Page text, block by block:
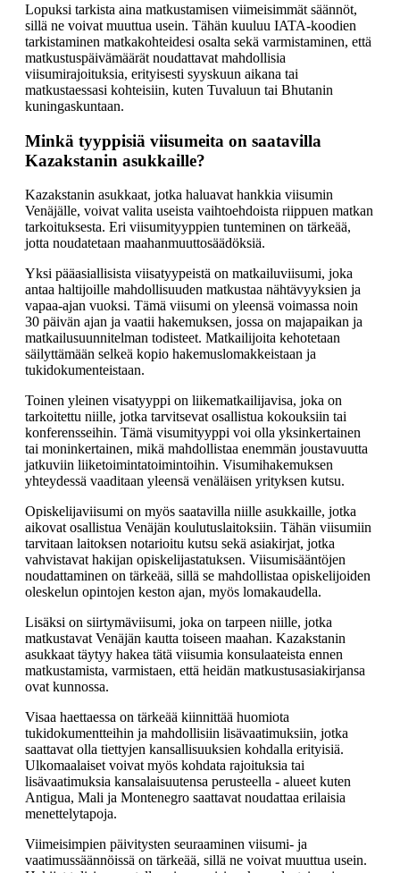
Lopuksi tarkista aina matkustamisen viimeisimmät säännöt,
sillä ne voivat muuttua usein. Tähän kuuluu IATA-koodien
tarkistaminen matkakohteidesi osalta sekä varmistaminen, että
matkustuspäivämäärät noudattavat mahdollisia
viisumirajoituksia, erityisesti syyskuun aikana tai
matkustaessasi kohteisiin, kuten Tuvaluun tai Bhutanin
kuningaskuntaan.
Minkä tyyppisiä viisumeita on saatavilla
Kazakstanin asukkaille?
Kazakstanin asukkaat, jotka haluavat hankkia viisumin
Venäjälle, voivat valita useista vaihtoehdoista riippuen matkan
tarkoituksesta. Eri viisumityyppien tunteminen on tärkeää,
jotta noudatetaan maahanmuuttosäädöksiä.
Yksi pääasiallisista viisatyypeistä on matkailuviisumi, joka
antaa haltijoille mahdollisuuden matkustaa nähtävyyksien ja
vapaa-ajan vuoksi. Tämä viisumi on yleensä voimassa noin
30 päivän ajan ja vaatii hakemuksen, jossa on majapaikan ja
matkailusuunnitelman todisteet. Matkailijoita kehotetaan
säilyttämään selkeä kopio hakemuslomakkeistaan ja
tukidokumenteistaan.
Toinen yleinen visatyyppi on liikematkailijavisa, joka on
tarkoitettu niille, jotka tarvitsevat osallistua kokouksiin tai
konferensseihin. Tämä visumityyppi voi olla yksinkertainen
tai moninkertainen, mikä mahdollistaa enemmän joustavuutta
jatkuviin liiketoimintatoimintoihin. Visumihakemuksen
yhteydessä vaaditaan yleensä venäläisen yrityksen kutsu.
Opiskelijaviisumi on myös saatavilla niille asukkaille, jotka
aikovat osallistua Venäjän koulutuslaitoksiin. Tähän viisumiin
tarvitaan laitoksen notarioitu kutsu sekä asiakirjat, jotka
vahvistavat hakijan opiskelijastatuksen. Viisumisääntöjen
noudattaminen on tärkeää, sillä se mahdollistaa opiskelijoiden
oleskelun opintojen keston ajan, myös lomakaudella.
Lisäksi on siirtymäviisumi, joka on tarpeen niille, jotka
matkustavat Venäjän kautta toiseen maahan. Kazakstanin
asukkaat täytyy hakea tätä viisumia konsulaateista ennen
matkustamista, varmistaen, että heidän matkustusasiakirjansa
ovat kunnossa.
Visaa haettaessa on tärkeää kiinnittää huomiota
tukidokumentteihin ja mahdollisiin lisävaatimuksiin, jotka
saattavat olla tiettyjen kansallisuuksien kohdalla erityisiä.
Ulkomaalaiset voivat myös kohdata rajoituksia tai
lisävaatimuksia kansalaisuutensa perusteella - alueet kuten
Antigua, Mali ja Montenegro saattavat noudattaa erilaisia
menettelytapoja.
Viimeisimpien päivitysten seuraaminen viisumi- ja
vaatimussäännöissä on tärkeää, sillä ne voivat muuttua usein.